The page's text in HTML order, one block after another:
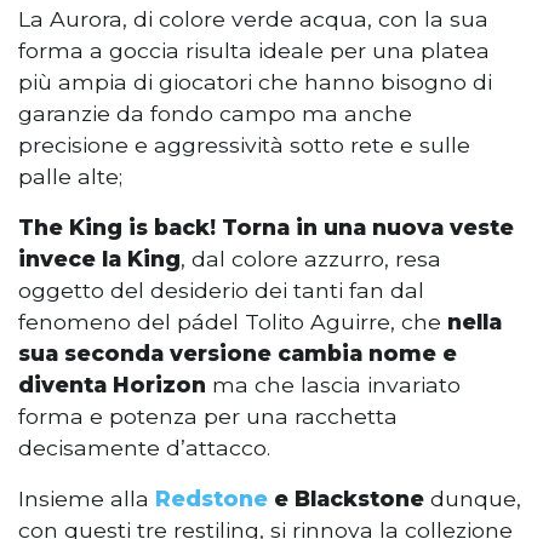
La Aurora, di colore verde acqua, con la sua
forma a goccia risulta ideale per una platea
più ampia di giocatori che hanno bisogno di
garanzie da fondo campo ma anche
precisione e aggressività sotto rete e sulle
palle alte;
The King is back! Torna in una nuova veste
invece la King, dal colore azzurro, resa
oggetto del desiderio dei tanti fan dal
fenomeno del pádel Tolito Aguirre, che nella
sua seconda versione cambia nome e
diventa Horizon ma che lascia invariato
forma e potenza per una racchetta
decisamente d’attacco.
Insieme alla Redstone e Blackstone dunque,
con questi tre restiling, si rinnova la collezione